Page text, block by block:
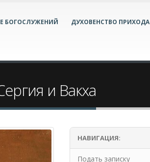
БОГОСЛУЖЕНИЙ ДУХОВЕНСТВО ПРИХОДА
и Вакха
НАВИГАЦИЯ:
Подать записку